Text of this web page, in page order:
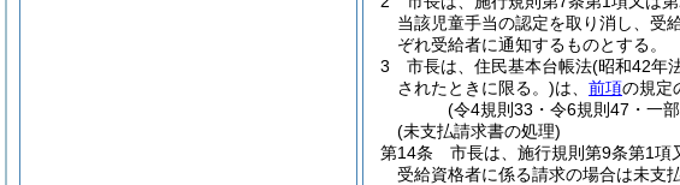
当該児童手当の認定を取り消し、受
ぞれ受給者に通知するものとする。
3
市長は、住民基本台帳法(昭和42年
されたときに限る。)は、 前項の規定
(令4規則33・令6規則47・一
(未支払請求書の処理)
第14条
市長は、施行規則第9条第1項
受給資格者に係る請求の場合は未支